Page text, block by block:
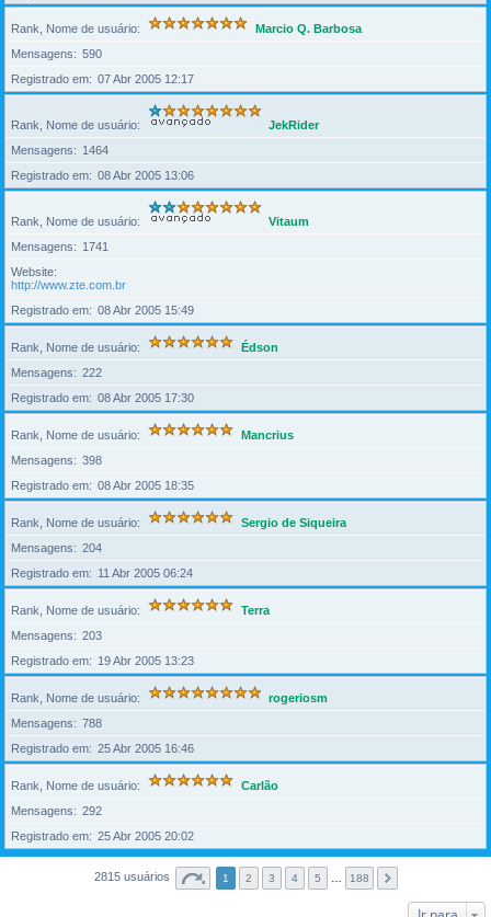
Rank, Nome de usuário
Marcio Q. Barbosa
Mensagens
590
Registrado em
07 Abr 2005 12:17
Rank, Nome de usuário
JekRider
Mensagens
1464
Registrado em
08 Abr 2005 13:06
Rank, Nome de usuário
Vitaum
Mensagens
1741
Website
http://www.zte.com.br
Registrado em
08 Abr 2005 15:49
Rank, Nome de usuário
Édson
Mensagens
222
Registrado em
08 Abr 2005 17:30
Rank, Nome de usuário
Mancrius
Mensagens
398
Registrado em
08 Abr 2005 18:35
Rank, Nome de usuário
Sergio de Siqueira
Mensagens
204
Registrado em
11 Abr 2005 06:24
Rank, Nome de usuário
Terra
Mensagens
203
Registrado em
19 Abr 2005 13:23
Rank, Nome de usuário
rogeriosm
Mensagens
788
Registrado em
25 Abr 2005 16:46
Rank, Nome de usuário
Carlão
Mensagens
292
Registrado em
25 Abr 2005 20:02
2815 usuários 1 2 3 4 5 188